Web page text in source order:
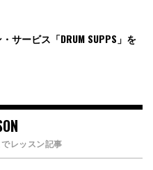
サービス「DRUM SUPPS」を
レッスン記事